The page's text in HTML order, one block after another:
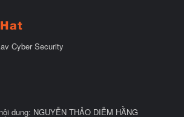
Cyber Security
dung: NGUYỄN THẢO DIỄM HẰNG